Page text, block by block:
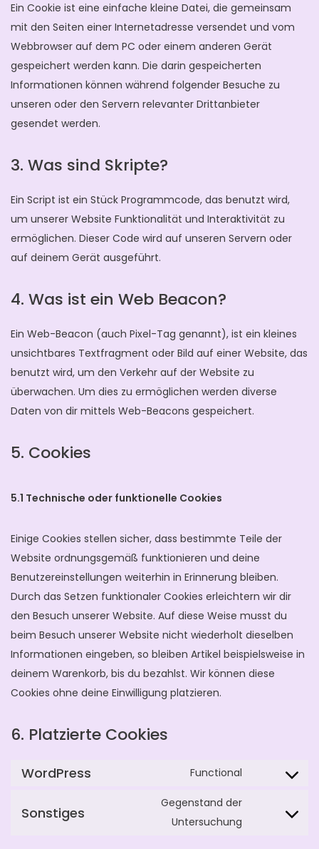
Ein Cookie ist eine einfache kleine Datei, die gemeinsam
mit den Seiten einer Internetadresse versendet und vom
Webbrowser auf dem PC oder einem anderen Gerät
gespeichert werden kann. Die darin gespeicherten
Informationen können während folgender Besuche zu
unseren oder den Servern relevanter Drittanbieter
gesendet werden.
3. Was sind Skripte?
Ein Script ist ein Stück Programmcode, das benutzt wird,
um unserer Website Funktionalität und Interaktivität zu
ermöglichen. Dieser Code wird auf unseren Servern oder
auf deinem Gerät ausgeführt.
4. Was ist ein Web Beacon?
Ein Web-Beacon (auch Pixel-Tag genannt), ist ein kleines
unsichtbares Textfragment oder Bild auf einer Website, das
benutzt wird, um den Verkehr auf der Website zu
überwachen. Um dies zu ermöglichen werden diverse
Daten von dir mittels Web-Beacons gespeichert.
5. Cookies
5.1 Technische oder funktionelle Cookies
Einige Cookies stellen sicher, dass bestimmte Teile der
Website ordnungsgemäß funktionieren und deine
Benutzereinstellungen weiterhin in Erinnerung bleiben.
Durch das Setzen funktionaler Cookies erleichtern wir dir
den Besuch unserer Website. Auf diese Weise musst du
beim Besuch unserer Website nicht wiederholt dieselben
Informationen eingeben, so bleiben Artikel beispielsweise in
deinem Warenkorb, bis du bezahlst. Wir können diese
Cookies ohne deine Einwilligung platzieren.
6. Platzierte Cookies
WordPress Functional
Sonstiges
Gegenstand der
Untersuchung